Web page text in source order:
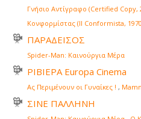
Γνήσιο Αντίγραφο (Certified
Κονφορμίστας (Il Conformista,
ΠΑΡΑΔΕΙΣΟΣ
Spider-Man: Καινούργια Μέρα
ΡΙΒΙΕΡΑ Europa Cinema
Ας Περιμένουν οι Γυναίκες ! ,
ΣΙΝΕ ΠΑΛΛΗΝΗ